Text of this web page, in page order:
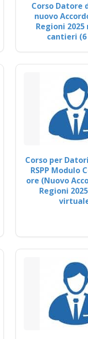
Corso Datore
nuovo
Regioni
cantieri
Corso per
RSPP Modulo
ore (Nuovo
Regioni